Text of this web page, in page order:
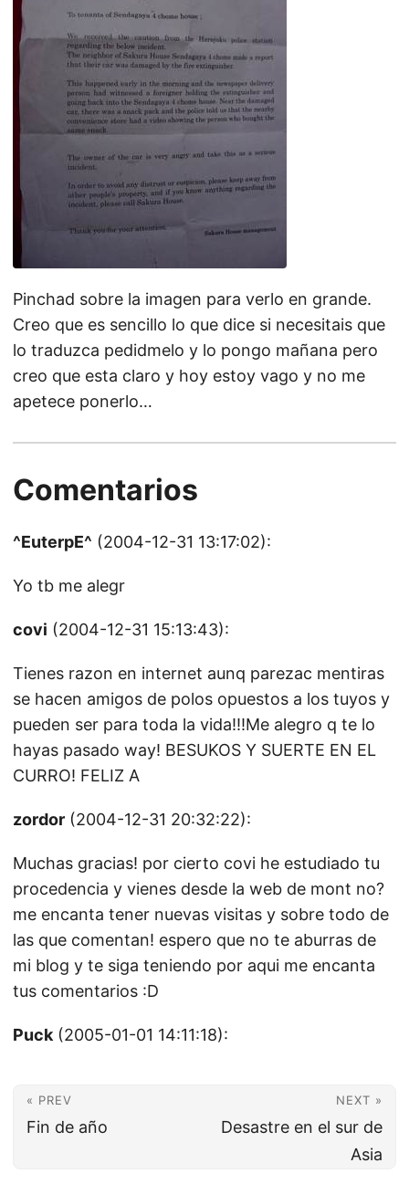
Pinchad sobre la imagen para verlo en grande.
Creo que es sencillo lo que dice si necesitais que
lo traduzca pedidmelo y lo pongo mañana pero
creo que esta claro y hoy estoy vago y no me
apetece ponerlo…
Comentarios
^EuterpE^ (2004-12-31 13:17:02):
Yo tb me alegr
covi (2004-12-31 15:13:43):
Tienes razon en internet aunq parezac mentiras
se hacen amigos de polos opuestos a los tuyos y
pueden ser para toda la vida!!!Me alegro q te lo
hayas pasado way! BESUKOS Y SUERTE EN EL
CURRO! FELIZ A
zordor (2004-12-31 20:32:22):
Muchas gracias! por cierto covi he estudiado tu
procedencia y vienes desde la web de mont no?
me encanta tener nuevas visitas y sobre todo de
las que comentan! espero que no te aburras de
mi blog y te siga teniendo por aqui me encanta
tus comentarios :D
Puck (2005-01-01 14:11:18):
« PREV
Fin de año
NEXT »
Desastre en el sur de
Asia